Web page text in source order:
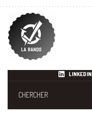
LINKEDIN